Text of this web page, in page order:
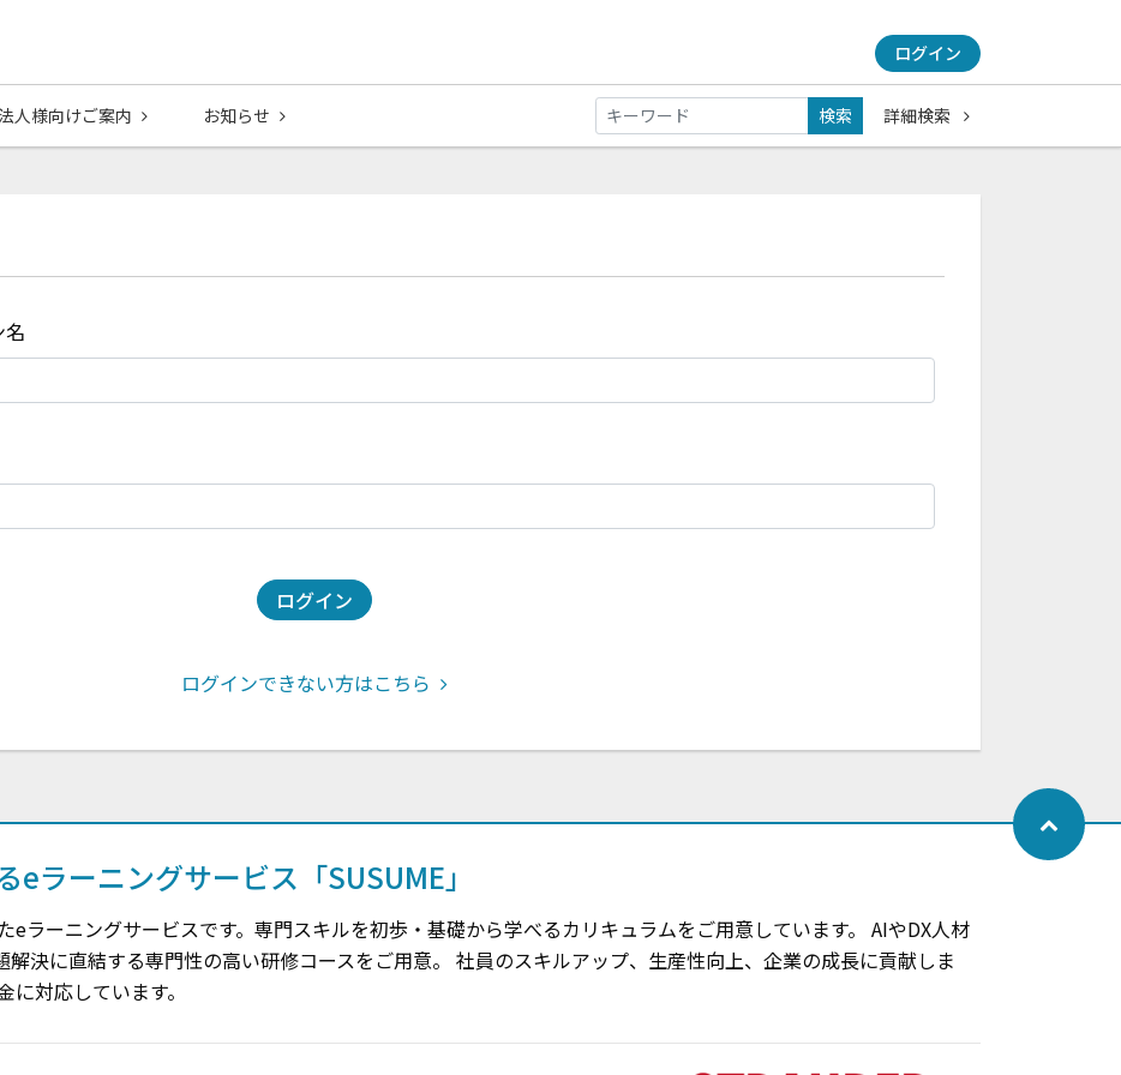
ログイン
人様向けご案内 お知らせ 検索 詳細検索
名
ログイン
ログインできない方はこちら
ラーニングサービス「SUSUME」
eラーニングサービスです。専門スキルを初歩・基礎から学べるカリキュラムをご用意しています。 AIやDX人材
決に直結する専門性の高い研修コースをご用意。 社員のスキルアップ、生産性向上、企業の成長に貢献しま
対応しています。